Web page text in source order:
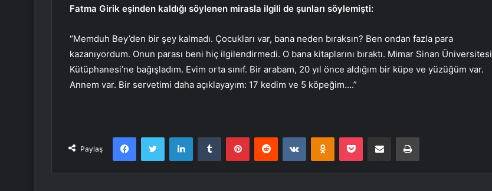
Fatma Girik eşinden kaldığı söylenen mirasla ilgili de şunları söylemişti:
“Memduh Bey’den bir şey kalmadı. Çocukları var, bana neden bıraksın? Ben ondan fazla para
kazanıyordum. Onun parası beni hiç ilgilendirmedi. O bana kitaplarını bıraktı. Mimar Sinan Üniversitesi
Kütüphanesi’ne bağışladım. Evim orta sınıf. Bir arabam, 20 yıl önce aldığım bir küpe ve yüzüğüm var.
Annem var. Bir servetimi daha açıklayayım: 17 kedim ve 5 köpeğim….”
Paylaş
FacebookTwitter LinkedInTumblr PinterestReddit VKontakteOdnoklassniki
Pocket E-Posta ile paylaş Yazdır